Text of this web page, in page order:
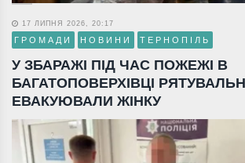
17 ЛИПНЯ 2026, 20:17
ГРОМАДИ НОВИНИ ТЕРНОПІЛЬ
У ЗБАРАЖІ ПІД ЧАС ПОЖЕЖІ В
БАГАТОПОВЕРХІВЦІ
ЕВАКУЮВАЛИ ЖІНКУ